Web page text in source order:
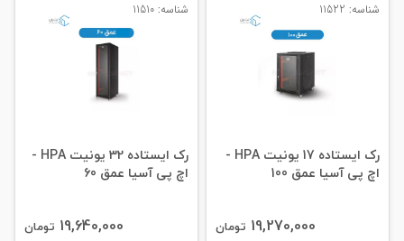
شناسه: 11522
رک ایستاده 17 یونیت HPA -
اچ پی آسیا عمق 100
19,270,000 تومان
شناسه: 11510
رک ایستاده 32 یونیت HPA -
اچ پی آسیا عمق 60
19,640,000 تومان